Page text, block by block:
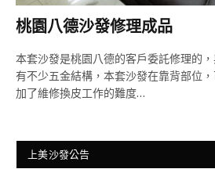
桃園八德沙發修理成品
本套沙發是桃園八德的客戶委託修理的
有不少五金結構，本套沙發在靠背部位
加了維修換皮工作的難度…
上美沙發公告